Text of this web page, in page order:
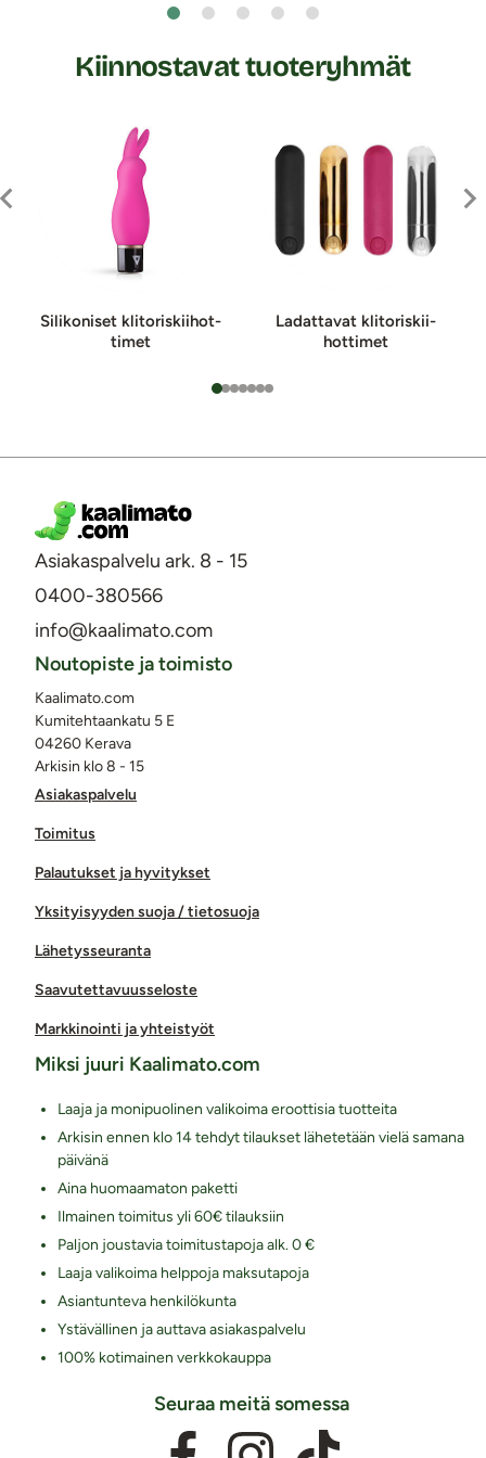
Kiinnostavat tuoteryhmät
Silikoniset kli­to­ris­kii­hot­
ti­met
Ladattavat kli­to­ris­kii­
hot­ti­met
Asiakaspalvelu ark. 8 - 15
0400-380566
info@kaalimato.com
Asiakaspalvelu
Toimitus
Palautukset ja hyvitykset
Yksityisyyden suoja / tietosuoja
Lähetysseuranta
Saavutettavuusseloste
Markkinointi ja yhteistyöt
Noutopiste ja toimisto
Kaalimato.com
Kumitehtaankatu 5 E
04260 Kerava
Arkisin klo 8 - 15
Miksi juuri Kaalimato.com
Laaja ja monipuolinen valikoima eroottisia tuotteita
Arkisin ennen klo 14 tehdyt tilaukset lähetetään vielä samana
päivänä
Aina huomaamaton paketti
Ilmainen toimitus yli 60€ tilauksiin
Paljon joustavia toimitustapoja alk. 0 €
Laaja valikoima helppoja maksutapoja
Asiantunteva henkilökunta
Ystävällinen ja auttava asiakaspalvelu
100% kotimainen verkkokauppa
Seuraa meitä somessa